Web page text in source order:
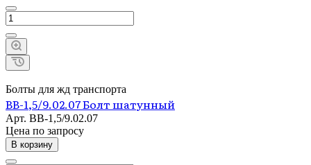
Болты для жд транспорта
ВВ-1,5/9.02.07 Болт шатунный
Арт. ВВ-1,5/9.02.07
Цена по запросу
В корзину